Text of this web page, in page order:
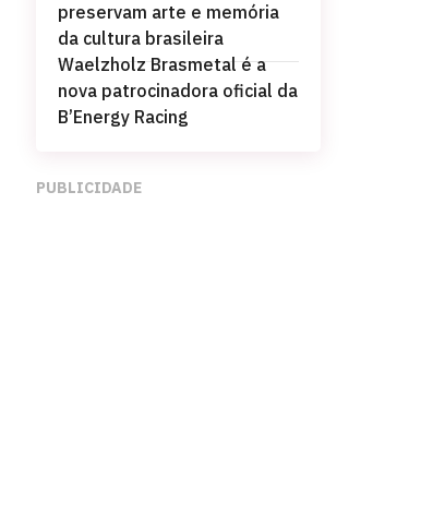
preservam arte e memória
da cultura brasileira
Waelzholz Brasmetal é a
nova patrocinadora oficial da
B’Energy Racing
PUBLICIDADE